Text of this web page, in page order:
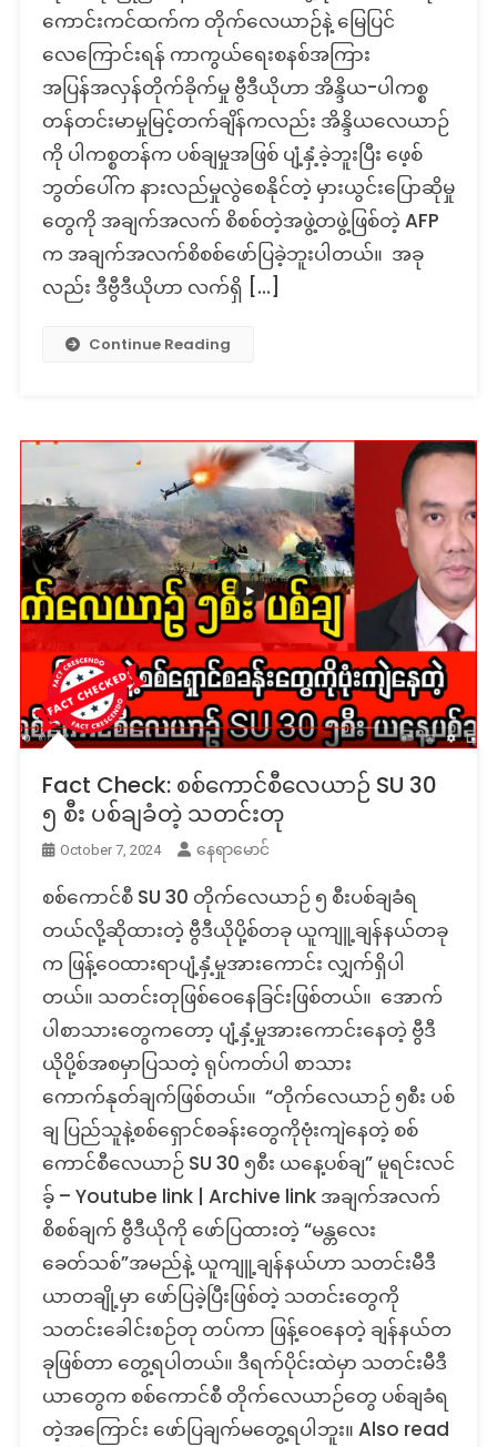
ကောင်းကင်ထက်က တိုက်လေယာဉ်နဲ့ မြေပြင်
လေကြောင်းရန် ကာကွယ်ရေးစနစ်အကြား
အပြန်အလှန်တိုက်ခိုက်မှု ဗွီဒီယိုဟာ အိန္ဒိယ-ပါကစ္စ
တန်တင်းမာမှုမြင့်တက်ချိန်ကလည်း အိန္ဒိယလေယာဉ်
ကို ပါကစ္စတန်က ပစ်ချမှုအဖြစ် ပျံ့နှံ့ခဲ့ဘူးပြီး ဖေ့စ်
ဘွတ်ပေါ်က နားလည်မှုလွဲစေနိုင်တဲ့ မှားယွင်းပြောဆိုမှု
တွေကို အချက်အလက် စိစစ်တဲ့အဖွဲ့တဖွဲ့ဖြစ်တဲ့ AFP
က အချက်အလက်စိစစ်ဖော်ပြခဲ့ဘူးပါတယ်။ အခု
လည်း ဒီဗွီဒီယိုဟာ လက်ရှိ […]
Continue Reading
Fact Check: စစ်ကောင်စီလေယာဉ် SU 30
၅ စီး ပစ်ချခံတဲ့ သတင်းတု
October 7, 2024 နေရာမောင်
စစ်ကောင်စီ SU 30 တိုက်လေယာဉ် ၅ စီးပစ်ချခံရ
တယ်လို့ဆိုထားတဲ့ ဗွီဒီယိုပို့စ်တခု ယူကျူ့ချန်နယ်တခု
က ဖြန့်ဝေထားရာပျံ့နှံ့မှုအားကောင်း လျှက်ရှိပါ
တယ်။ သတင်းတုဖြစ်ဝေနေခြင်းဖြစ်တယ်။ အောက်
ပါစာသားတွေကတော့ ပျံ့နှံ့မှုအားကောင်းနေတဲ့ ဗွီဒီ
ယိုပို့စ်အစမှာပြသတဲ့ ရုပ်ကတ်ပါ စာသား
ကောက်နုတ်ချက်ဖြစ်တယ်။ “တိုက်လေယာဉ် ၅စီး ပစ်
ချ ပြည်သူနဲ့စစ်ရှောင်စခန်းတွေကိုဗုံးကျဲနေတဲ့ စစ်
ကောင်စီလေယာဉ် SU 30 ၅စီး ယနေ့ပစ်ချ” မူရင်းလင်
ခ့် – Youtube link | Archive link အချက်အလက်
စိစစ်ချက် ဗွီဒီယိုကို ဖော်ပြထားတဲ့ “မန္တလေး
ခေတ်သစ်”အမည်နဲ့ ယူကျူ့ချန်နယ်ဟာ သတင်းမီဒီ
ယာတချို့မှာ ဖော်ပြခဲ့ပြီးဖြစ်တဲ့ သတင်းတွေကို
သတင်းခေါင်းစဉ်တု တပ်ကာ ဖြန့်ဝေနေတဲ့ ချန်နယ်တ
ခုဖြစ်တာ တွေ့ရပါတယ်။ ဒီရက်ပိုင်းထဲမှာ သတင်းမီဒီ
ယာတွေက စစ်ကောင်စီ တိုက်လေယာဉ်‌တွေ ပစ်ချခံရ
တဲ့အကြောင်း ဖော်ပြချက်မတွေ့ရပါဘူး။ Also read